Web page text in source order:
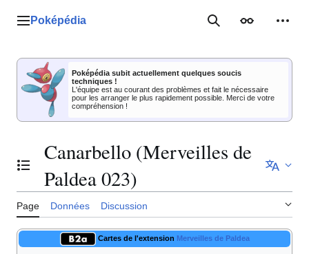
Menu principal
Poképédia RechercherApparence
Poképédia subit actuellement quelques soucis
techniques !
L'équipe est au courant des problèmes et fait le nécessaire
pour les arranger le plus rapidement possible. Merci de votre
compréhension !
Basculer la table des matières
Canarbello (Merveilles de
Paldea 023)
Page Données Discussion
Cartes de l'extension Merveilles de Paldea